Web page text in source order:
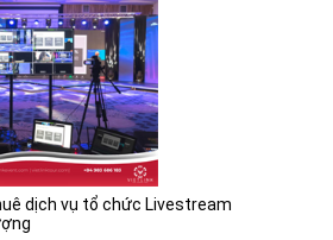
dịch vụ tổ chức Livestream